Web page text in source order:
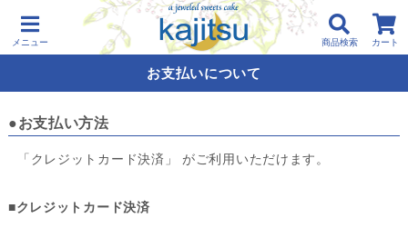
メニュー 商品検索 カート
お支払いについて
●お支払い方法
「クレジットカード決済」 がご利用いただけます。
■クレジットカード決済